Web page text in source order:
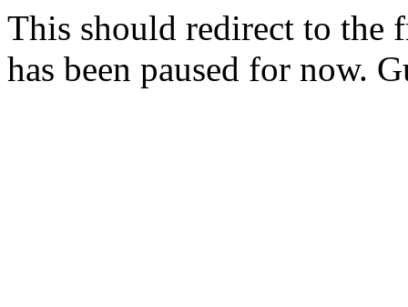
This should redirect to the
has been paused for now.